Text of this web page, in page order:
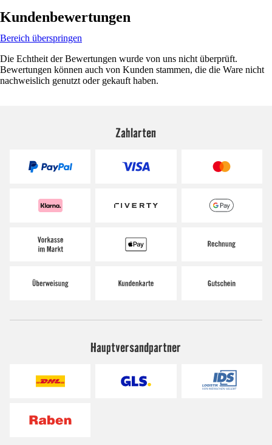
Kundenbewertungen
Bereich überspringen
Die Echtheit der Bewertungen wurde von uns nicht überprüft.
Bewertungen können auch von Kunden stammen, die die Ware nicht
nachweislich genutzt oder gekauft haben.
Zahlarten
Hauptversandpartner